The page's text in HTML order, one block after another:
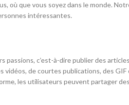
où que vous soyez dans le monde.
intéressantes.
c’est-à-dire publier des
de courtes publications, des
les utilisateurs peuvent partager